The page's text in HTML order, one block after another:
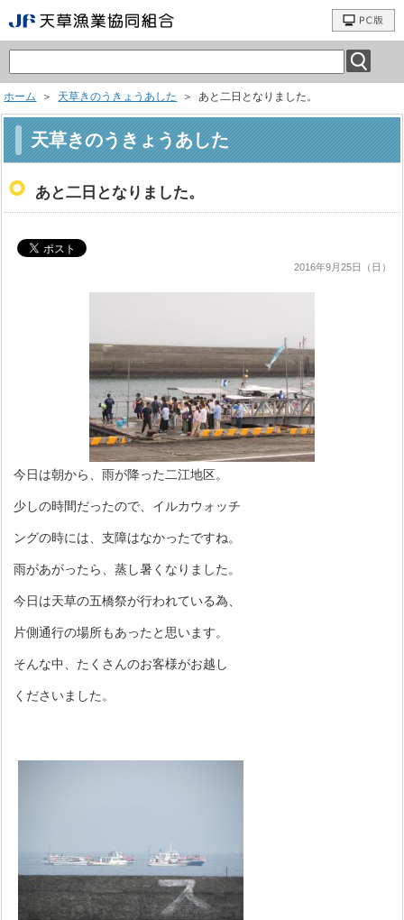
ホーム ＞ 天草きのうきょうあした ＞ あと二日となりました。
天草きのうきょうあした
あと二日となりました。
2016年9月25日（日）
今日は朝から、雨が降った二江地区。
少しの時間だったので、イルカウォッチ
ングの時には、支障はなかったですね。
雨があがったら、蒸し暑くなりました。
今日は天草の五橋祭が行われている為、
片側通行の場所もあったと思います。
そんな中、たくさんのお客様がお越し
くださいました。